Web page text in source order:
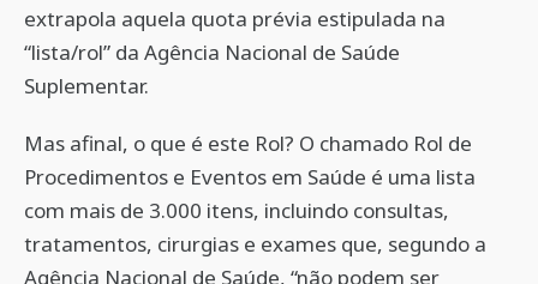
extrapola aquela quota prévia estipulada na
“lista/rol” da Agência Nacional de Saúde
Suplementar.
Mas afinal, o que é este Rol? O chamado Rol de
Procedimentos e Eventos em Saúde é uma lista
com mais de 3.000 itens, incluindo consultas,
tratamentos, cirurgias e exames que, segundo a
Agência Nacional de Saúde, “não podem ser